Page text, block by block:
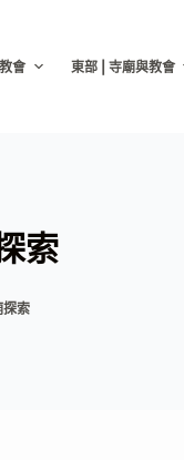
會 東部 | 寺廟與教會
索
探索